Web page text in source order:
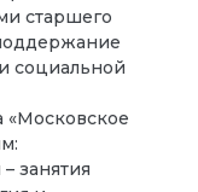
старшего
социальной
«Московское
занятия